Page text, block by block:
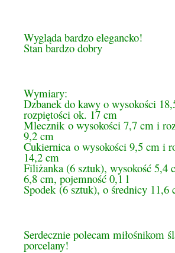
Wygląda bardzo elegancko!
Stan bardzo dobry
Wymiary:
Dzbanek do kawy o wysokości
rozpiętości ok. 17 cm
Mlecznik o wysokości 7,7 cm i
9,2 cm
Cukiernica o wysokości 9,5 cm i
14,2 cm
Filiżanka (6 sztuk), wysokość 5,4
6,8 cm, pojemność 0,1 l
Spodek (6 sztuk), o średnicy 11,6
Serdecznie polecam miłośnikom
porcelany!